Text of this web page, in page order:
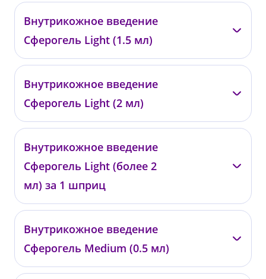
0477
от 16 200 ₽
Внутрикожное введение
Сферогель Light (1.5 мл)
0478
от 23 800 ₽
Внутрикожное введение
Сферогель Light (2 мл)
0479
от 31 300 ₽
Внутрикожное введение
Сферогель Light (более 2
мл) за 1 шприц
0480
от 7 700 ₽
Внутрикожное введение
Сферогель Medium (0.5 мл)